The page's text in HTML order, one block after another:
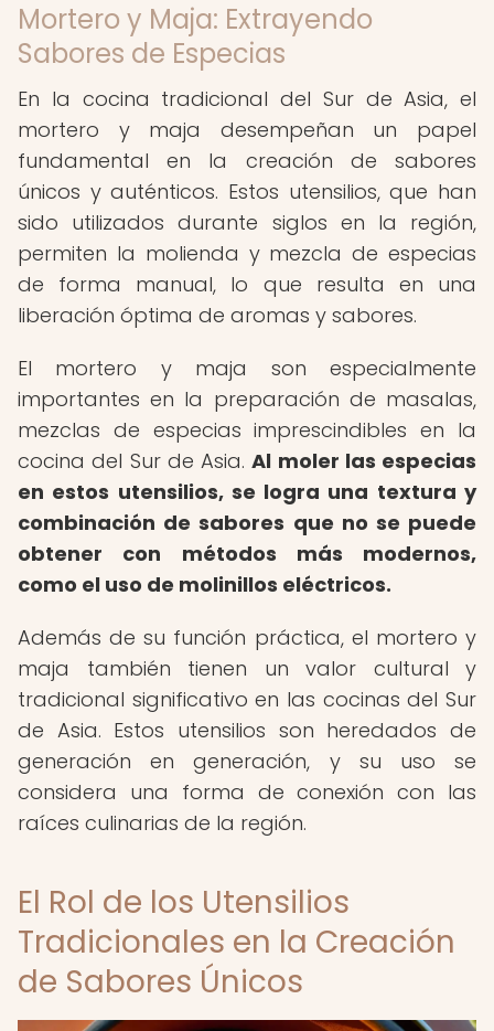
Mortero y Maja: Extrayendo
Sabores de Especias
En la cocina tradicional del Sur de Asia, el
mortero y maja desempeñan un papel
fundamental en la creación de sabores
únicos y auténticos. Estos utensilios, que han
sido utilizados durante siglos en la región,
permiten la molienda y mezcla de especias
de forma manual, lo que resulta en una
liberación óptima de aromas y sabores.
El mortero y maja son especialmente
importantes en la preparación de masalas,
mezclas de especias imprescindibles en la
cocina del Sur de Asia.Al moler las especias
en estos utensilios, se logra una textura y
combinación de sabores que no se puede
obtener con métodos más modernos,
como el uso de molinillos eléctricos.
Además de su función práctica, el mortero y
maja también tienen un valor cultural y
tradicional significativo en las cocinas del Sur
de Asia. Estos utensilios son heredados de
generación en generación, y su uso se
considera una forma de conexión con las
raíces culinarias de la región.
El Rol de los Utensilios
Tradicionales en la Creación
de Sabores Únicos